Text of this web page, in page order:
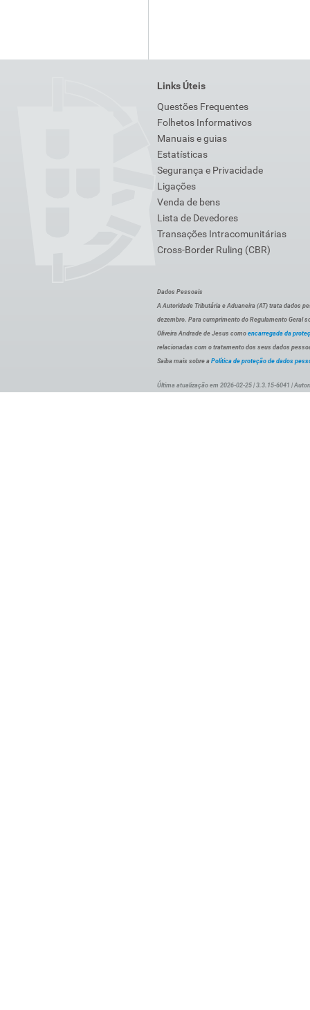
Links Úteis
Questões Frequentes
Folhetos Informativos
Manuais e guias
Estatísticas
Segurança e Privacidade
Ligações
Venda de bens
Lista de Devedores
Transações Intracomunitárias
Cross-Border Ruling (CBR)
Dados Pessoais
A Autoridade Tributária e Aduaneira (AT) trata dados
dezembro. Para cumprimento do Regulamento Geral
Oliveira Andrade de Jesus como encarregada da
relacionadas com o tratamento dos seus dados
Saiba mais sobre a Política de proteção de dados
Última atualização em 2026-02-25 | 3.3.15-6041 |